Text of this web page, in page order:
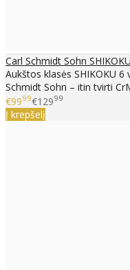
Carl Schmidt Sohn
Aukštos klasės SHIKOKU
Schmidt Sohn – itin tvirti
€9999€12999
Į krepšelį